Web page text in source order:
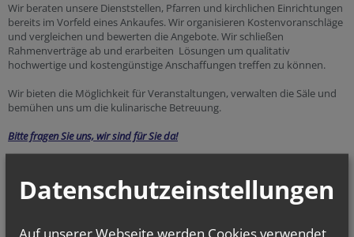
Wir beraten unsere Dienststellen, Pfarren und kirchlichen Einrichtungen
bereits im Vorfeld eines Ankaufes. Wir organisieren Kostenvoranschläge
und vergleichen und bewerten die Angebote. Wir schließen
Rahmenverträge ab und erarbeiten Lösungen um qualitativ
hochwertige und kostengünstige Anschaffungen treffen zu können.
Wir bieten die Möglichkeit für Veranstaltungen, verwalten die Säle und
bemühen uns um die kulinarische Betreuung.
Bitte fragen Sie uns, wir sind für Sie da!
Datenschutzeinstellungen
Auf unserer Webseite werden Cookies verwendet